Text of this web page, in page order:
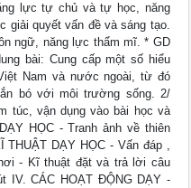
lực tự chủ và tự học, năng
giải quyết vấn đề và sáng tạo.
ngữ, năng lực thẩm mĩ. * GD
bài: Cung cấp một số hiểu
Nam và nước ngoài, từ đó
bó với môi trường sống. 2/
túc, vận dụng vào bài học và
HỌC - Tranh ảnh về thiên
DẠY HỌC - Vấn đáp ,
- Kĩ thuật đặt và trả lời câu
IV. CÁC HOẠT ĐỘNG DẠY -